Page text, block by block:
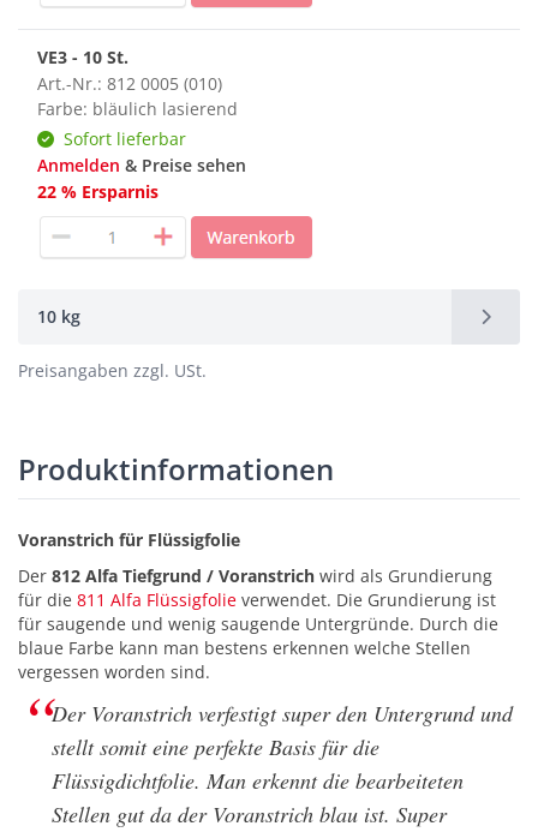
VE3 - 10 St.
Art.-Nr.: 812 0005 (010)
Farbe: bläulich lasierend
Sofort lieferbar
Anmelden & Preise sehen
22 % Ersparnis
10 kg
Preisangaben zzgl. USt.
Produktinformationen
Voranstrich für Flüssigfolie
Der 812 Alfa Tiefgrund / Voranstrich wird als Grundierung
für die 811 Alfa Flüssigfolie verwendet. Die Grundierung ist
für saugende und wenig saugende Untergründe. Durch die
blaue Farbe kann man bestens erkennen welche Stellen
vergessen worden sind.
Der Voranstrich verfestigt super den Untergrund und
stellt somit eine perfekte Basis für die
Flüssigdichtfolie. Man erkennt die bearbeiteten
Stellen gut da der Voranstrich blau ist. Super